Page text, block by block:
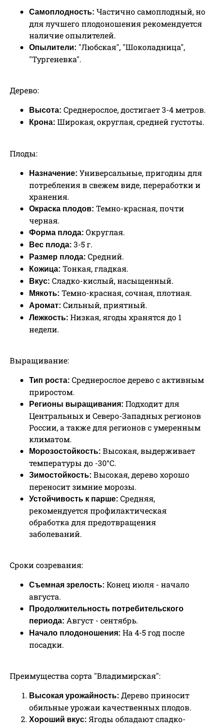
Самоплодность: Частично самоплодный, но
для лучшего плодоношения рекомендуется
наличие опылителей.
Опылители: "Любская", "Шоколадница",
"Тургеневка".
Дерево:
Высота: Среднерослое, достигает 3-4 метров.
Крона: Широкая, округлая, средней густоты.
Плоды:
Назначение: Универсальные, пригодны для
потребления в свежем виде, переработки и
хранения.
Окраска плодов: Темно-красная, почти
черная.
Форма плода: Округлая.
Вес плода: 3-5 г.
Размер плода: Средний.
Кожица: Тонкая, гладкая.
Вкус: Сладко-кислый, насыщенный.
Мякоть: Темно-красная, сочная, плотная.
Аромат: Сильный, приятный.
Лежкость: Низкая, ягоды хранятся до 1
недели.
Выращивание:
Тип роста: Среднерослое дерево с активным
приростом.
Регионы выращивания: Подходит для
Центральных и Северо-Западных регионов
России, а также для регионов с умеренным
климатом.
Морозостойкость: Высокая, выдерживает
температуры до -30°C.
Зимостойкость: Высокая, дерево хорошо
переносит зимние морозы.
Устойчивость к парше: Средняя,
рекомендуется профилактическая
обработка для предотвращения
заболеваний.
Сроки созревания:
Съемная зрелость: Конец июля - начало
августа.
Продолжительность потребительского
периода: Август - сентябрь.
Начало плодоношения: На 4-5 год после
посадки.
Преимущества сорта "Владимирская":
Высокая урожайность: Дерево приносит
обильные урожаи качественных плодов.
Хороший вкус: Ягоды обладают сладко-